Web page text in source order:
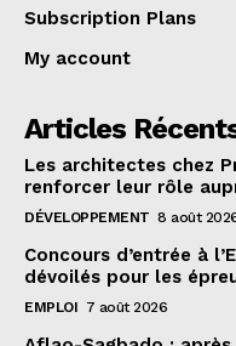
Subscription Plans
My account
Articles
Les architectes chez
renforcer leur rôle
DÉVELOPPEMENT 8 août
Concours d’entrée à
dévoilés pour les
EMPLOI 7 août 2026